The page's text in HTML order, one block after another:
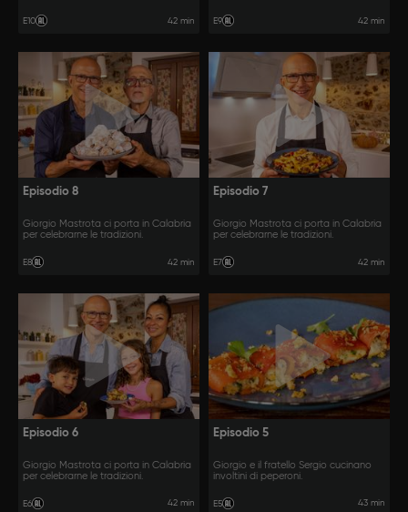
E10 42 min E9 42 min
Episodio 8
Giorgio Mastrota ci porta in Calabria
per celebrarne le tradizioni.
E8 42 min
Episodio 7
Giorgio Mastrota ci porta in Calabria
per celebrarne le tradizioni.
E7 42 min
Episodio 6
Giorgio Mastrota ci porta in Calabria
per celebrarne le tradizioni.
E6 42 min
Episodio 5
Giorgio e il fratello Sergio cucinano
involtini di peperoni.
E5 43 min